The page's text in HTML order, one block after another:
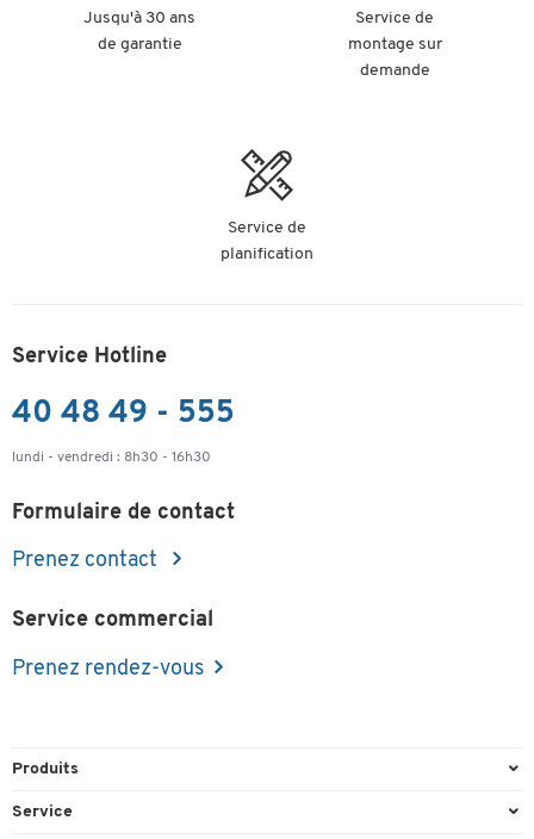
Jusqu'à 30 ans
de garantie
Service de
montage sur
demande
Service de
planification
Service Hotline
40 48 49 - 555
lundi - vendredi : 8h30 - 16h30
Formulaire de contact
Prenez contact
Service commercial
Prenez rendez-vous
Produits
Emballage et expédition
Service